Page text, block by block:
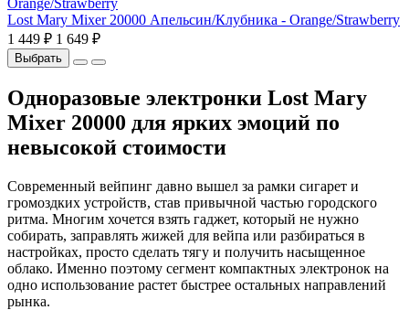
Lost Mary Mixer 20000 Апельсин/Клубника - Orange/Strawberry
1 449 ₽ 1 649 ₽
Выбрать
Одноразовые электронки Lost Mary
Mixer 20000 для ярких эмоций по
невысокой стоимости
Современный вейпинг давно вышел за рамки сигарет и
громоздких устройств, став привычной частью городского
ритма. Многим хочется взять гаджет, который не нужно
собирать, заправлять жижей для вейпа или разбираться в
настройках, просто сделать тягу и получить насыщенное
облако. Именно поэтому сегмент компактных электронок на
одно использование растет быстрее остальных направлений
рынка.